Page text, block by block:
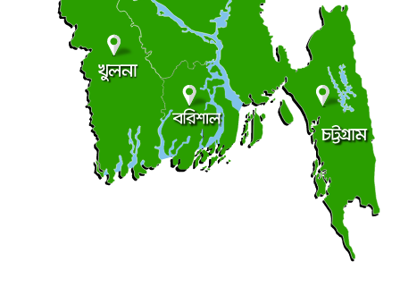
র‌্যাব বিলুপ্ত হয়ে আসছে এসআরবি নামে
বৃহস্পতিবার ● ৬ আগস্ট ২০২৬
এসএসসি পরীক্ষার ফল ১০ আগস্ট
বৃহস্পতিবার ● ৬ আগস্ট ২০২৬